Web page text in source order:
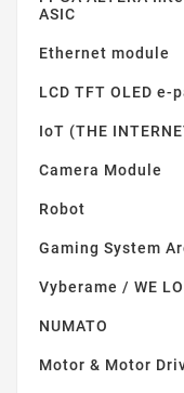
ASIC
Ethernet module
LCD TFT OLED e-
IoT (THE
Camera Module
Robot
Gaming System
Vyberame / WE
NUMATO
Motor & Motor